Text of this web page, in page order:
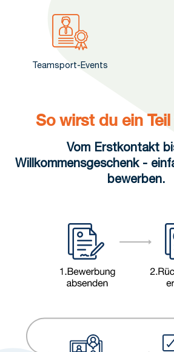
Teamsport-Events
So wirst du ein
Vom Erstkontakt
Willkommensgeschenk -
bewerben.